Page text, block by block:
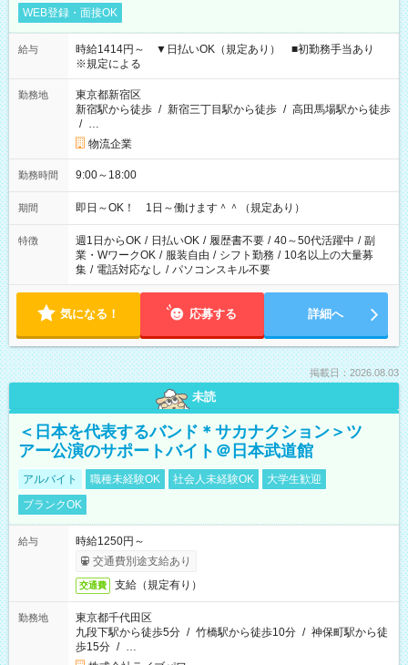
WEB登録・面接OK
給与
時給1414円～ ▼日払いOK（規定あり） ■初勤務手当あり
※規定による
勤務地
東京都新宿区
新宿駅から徒歩 / 新宿三丁目駅から徒歩 / 高田馬場駅から徒歩
/ …
物流企業
勤務時間 9:00～18:00
期間 即日～OK！ 1日～働けます＾＾（規定あり）
特徴 週1日からOK / 日払いOK / 履歴書不要 / 40～50代活躍中 / 副
業・WワークOK / 服装自由 / シフト勤務 / 10名以上の大量募
集 / 電話対応なし / パソコンスキル不要
気になる！ 応募する 詳細へ
掲載日：2026.08.03
未読
＜日本を代表するバンド＊サカナクション＞ツ
アー公演のサポートバイト＠日本武道館
アルバイト 職種未経験OK 社会人未経験OK
大学生歓迎
ブランクOK
給与
時給1250円～
交通費別途支給あり
交通費 支給（規定有り）
勤務地
東京都千代田区
九段下駅から徒歩5分 / 竹橋駅から徒歩10分 / 神保町駅から徒
歩15分 / …